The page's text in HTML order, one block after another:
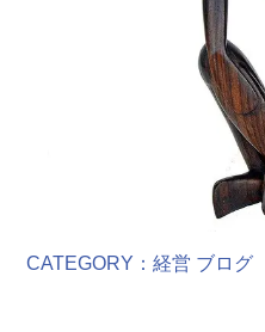
CATEGORY： 経営 ブログ